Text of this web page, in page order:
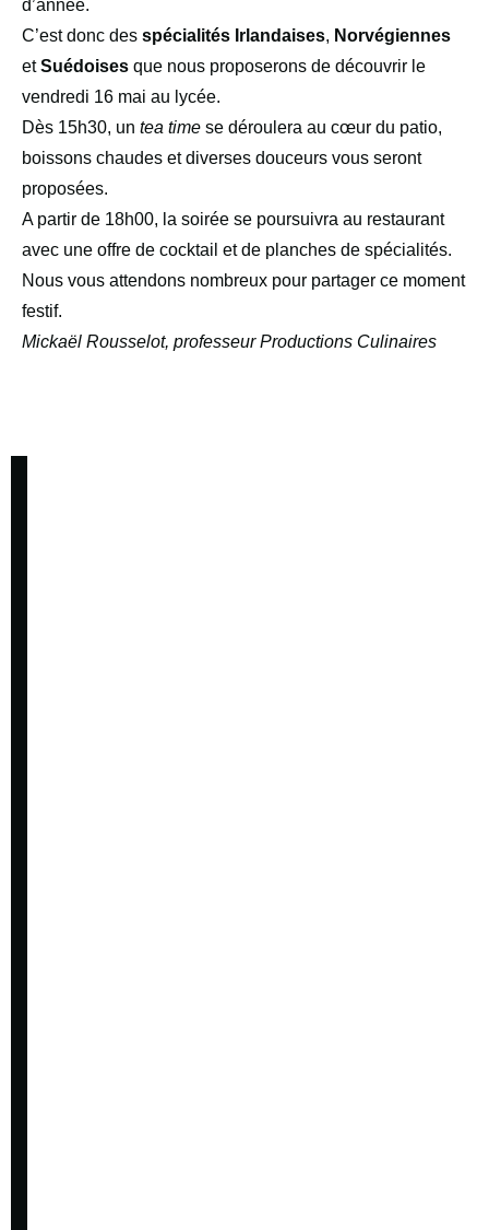
d’année.
C’est donc des spécialités Irlandaises, Norvégiennes
etSuédoises que nous proposerons de découvrir le
vendredi 16 mai au lycée.
Dès 15h30, un tea time se déroulera au cœur du patio,
boissons chaudes et diverses douceurs vous seront
proposées.
A partir de 18h00, la soirée se poursuivra au restaurant
avec une offre de cocktail et de planches de spécialités.
Nous vous attendons nombreux pour partager ce moment
festif.
Mickaël Rousselot, professeur Productions Culinaires